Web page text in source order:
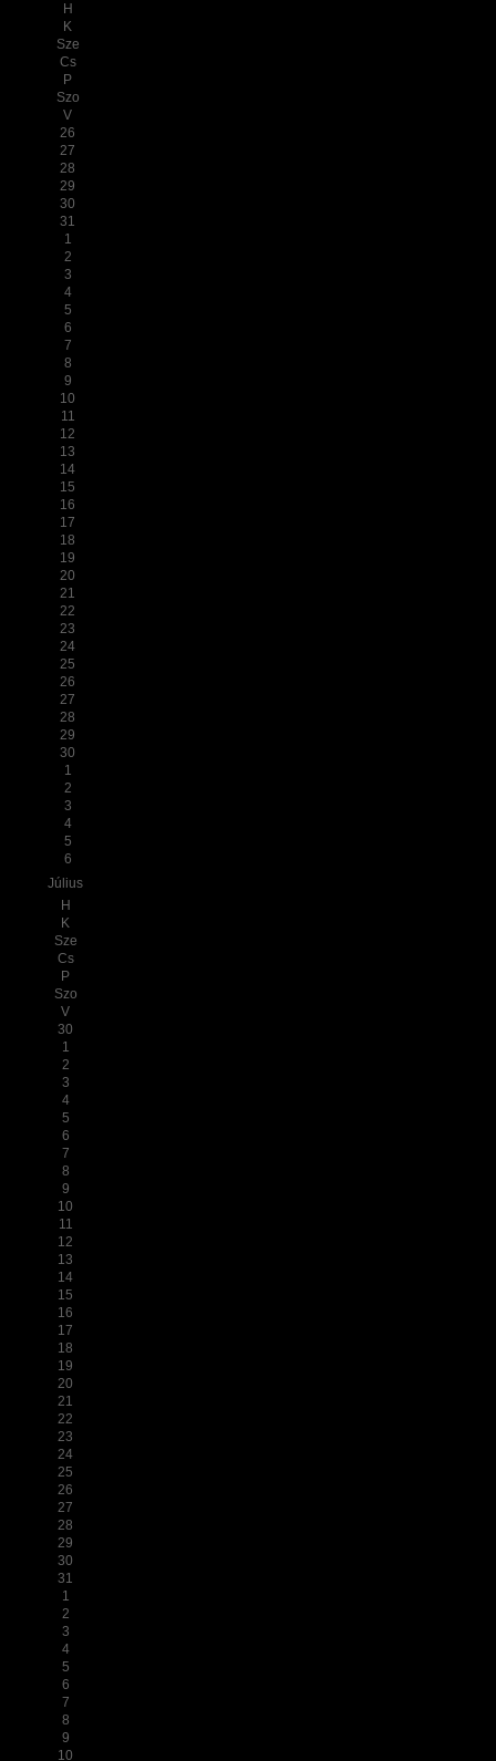
H
K
Sze
Cs
P
Szo
V
26
27
28
29
30
31
1
2
3
4
5
6
7
8
9
10
11
12
13
14
15
16
17
18
19
20
21
22
23
24
25
26
27
28
29
30
1
2
3
4
5
6
Július
H
K
Sze
Cs
P
Szo
V
30
1
2
3
4
5
6
7
8
9
10
11
12
13
14
15
16
17
18
19
20
21
22
23
24
25
26
27
28
29
30
31
1
2
3
4
5
6
7
8
9
10